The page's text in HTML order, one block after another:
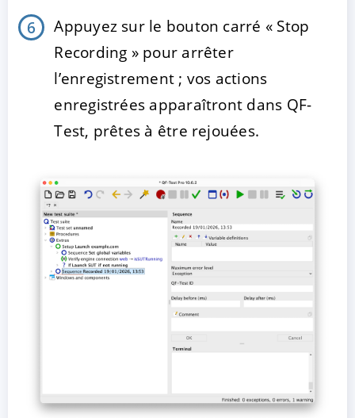
Appuyez sur le bouton carré « Stop
Recording » pour arrêter
l’enregistrement ; vos actions
enregistrées apparaîtront dans QF-
Test, prêtes à être rejouées.